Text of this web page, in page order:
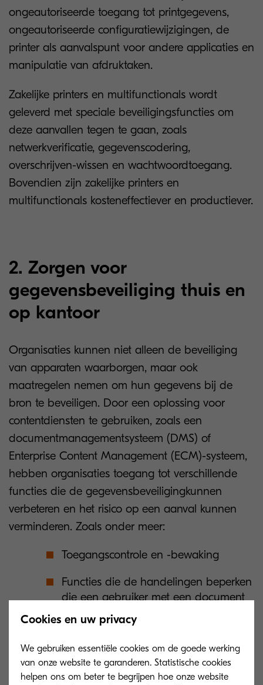
ongeautoriseerde toegang tot printgegevens,
ongeautoriseerde configuratiewijzigingen, de
printer als aanvalspunt voor andere applicaties en
manipulatie van afdruktaken.
Zakelijke printers en multifunctionals wordt
geleverd met speciale beveiligingsfuncties om
deze aanvallen tegen te gaan, zoals
netwerkverificatie, gegevenscodering,
overschrijven-wissen en wachtwoordtoegang.
Bovendien zijn zakelijke printers en
multifunctionals kosteneffectiever en productiever.
2. Zorgen voor
gegevensbeveiliging thuis en
op kantoor
Organisaties kunnen niet alleen de beveiliging
van apparaten waarborgen, maar ook
maatregelen nemen om hun gegevens bij de
bron te beveiligen. Door een oplossing voor
contentdiensten te gebruiken, zoals een
documentmanagementsysteem (DMS) of
Enterprise Content Management (ECM)-systeem,
hebben organisaties toegang tot verschillende
functies die de gegevensbeveiligingkunnen
verbeteren en het risico op een aanval kunnen
verminderen. Zoals onder meer:
Toegangscontrole en -bewaking
Functies die de handelingen beperken
die een gebruiker met een document
kan uitvoeren
Gebruikersauthenticatie
Cookies en uw privacy
We gebruiken essentiële cookies om de goede werking
van onze website te garanderen. Statistische cookies
helpen ons om beter te begrijpen hoe onze website